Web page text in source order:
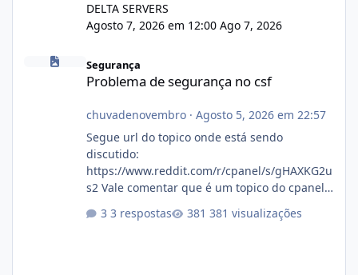
DELTA SERVERS
Agosto 7, 2026 em 12:00 Ago 7, 2026
Problema de segurança no csf
Segurança
Problema de segurança no csf
chuvadenovembro· Agosto 5, 2026 em 22:57
Segue url do topico onde está sendo
discutido:
https://www.reddit.com/r/cpanel/s/gHAXKG2u
s2 Vale comentar que é um topico do cpanel...
3 respostas 381 visualizações